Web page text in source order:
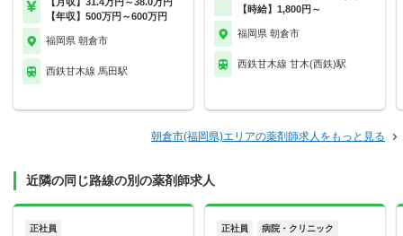
【月収】31.4万円～38.0万円
【年収】500万円～600万円
福岡県 朝倉市
西鉄甘木線 馬田駅
【時給】1,800円～
福岡県 朝倉市
西鉄甘木線 甘木(西鉄)駅
朝倉市(福岡県)エリアの薬剤師求人をもっと見る
近隣の同じ路線の別の薬剤師求人
正社員 正社員 病院・クリニック